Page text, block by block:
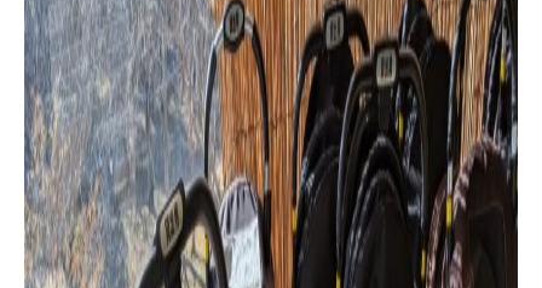
団体申込
アクセス
Japanese English